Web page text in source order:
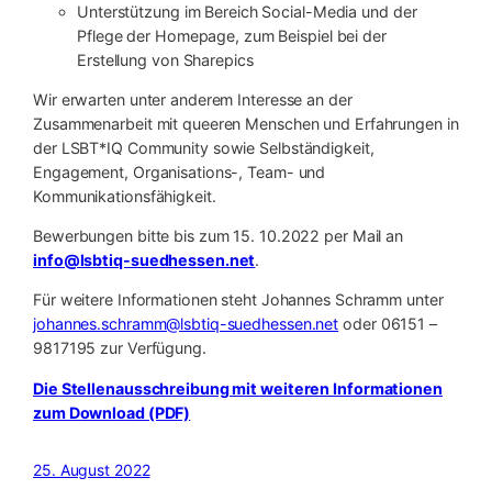
Unterstützung im Bereich Social-Media und der
Pflege der Homepage, zum Beispiel bei der
Erstellung von Sharepics
Wir erwarten unter anderem Interesse an der
Zusammenarbeit mit queeren Menschen und Erfahrungen in
der LSBT*IQ Community sowie Selbständigkeit,
Engagement, Organisations-, Team- und
Kommunikationsfähigkeit.
Bewerbungen bitte bis zum 15. 10.2022 per Mail an
info@lsbtiq-suedhessen.net.
Für weitere Informationen steht Johannes Schramm unter
johannes.schramm@lsbtiq-suedhessen.net oder 06151 –
9817195 zur Verfügung.
Die Stellenausschreibung mit weiteren Informationen
zum Download (PDF)
25. August 2022